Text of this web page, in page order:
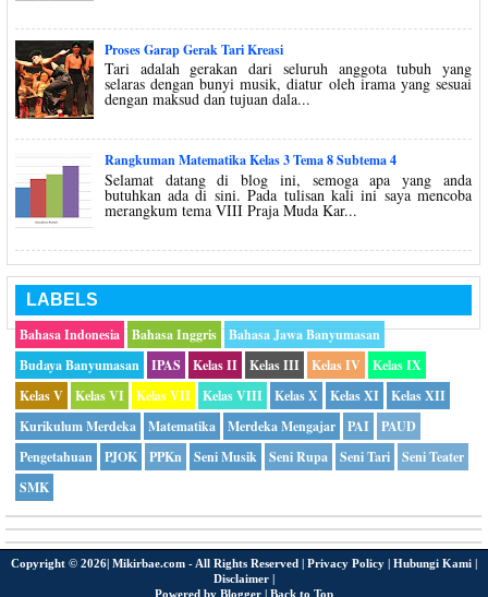
Proses Garap Gerak Tari Kreasi
Tari adalah gerakan dari seluruh anggota tubuh yang
selaras dengan bunyi musik, diatur oleh irama yang sesuai
dengan maksud dan tujuan dala...
Rangkuman Matematika Kelas 3 Tema 8 Subtema 4
Selamat datang di blog ini, semoga apa yang anda
butuhkan ada di sini. Pada tulisan kali ini saya mencoba
merangkum tema VIII Praja Muda Kar...
LABELS
Bahasa Indonesia
Bahasa Inggris
Bahasa Jawa Banyumasan
Budaya Banyumasan
IPAS Kelas II Kelas III Kelas IV
Kelas IX
Kelas V
Kelas VI Kelas VII Kelas VIII Kelas X Kelas XI
Kelas XII
Kurikulum Merdeka
Matematika Merdeka Mengajar PAI
PAUD
Pengetahuan
PJOK PPKn Seni Musik Seni Rupa Seni Tari
Seni Teater
SMK
Copyright © 2026| Mikirbae.com - All Rights Reserved | Privacy Policy | Hubungi Kami |
Disclaimer |
Powered by Blogger | Back to Top